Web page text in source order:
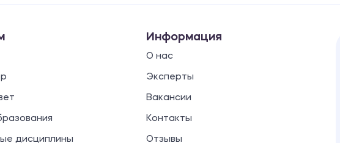
дисциплины
Информация
О нас
Эксперты
Вакансии
Контакты
Отзывы